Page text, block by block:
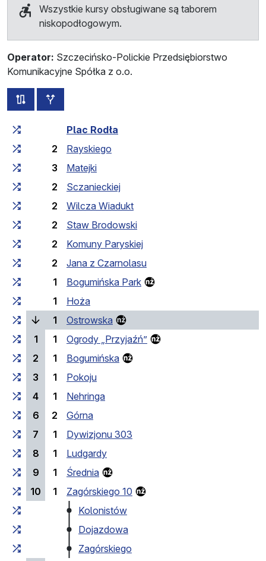
Wszystkie kursy obsługiwane są taborem
niskopodłogowym.
Operator: Szczecińsko-Polickie Przedsiębiorstwo
Komunikacyjne Spółka z o.o.
wszystkie trasy tej linii
Czas przejazdu narastająco
Plac Rodła
2
Rayskiego
3
Matejki
2
Sczanieckiej
2
Wilcza Wiadukt
2
Staw Brodowski
2
Komuny Paryskiej
2
Jana z Czarnolasu
1
Bogumińska Park
1
Hoża
1
Ostrowska
1
1
Ogrody „Przyjaźń”
2
1
Bogumińska
3
1
Pokoju
4
1
Nehringa
6
2
Górna
7
1
Dywizjonu 303
8
1
Ludgardy
9
1
Średnia
10
1
Zagórskiego 10
Kolonistów
Dojazdowa
Zagórskiego